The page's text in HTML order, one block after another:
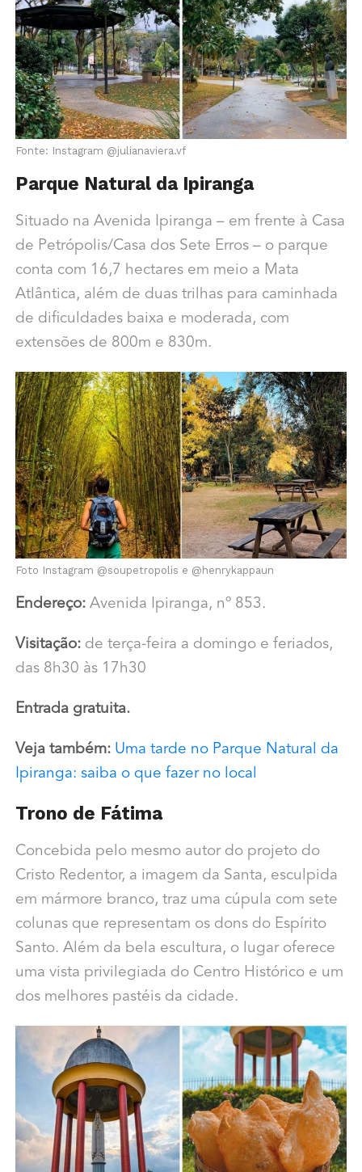
Fonte: Instagram @julianaviera.vf
Parque Natural da Ipiranga
Situado na Avenida Ipiranga – em frente à Casa
de Petrópolis/Casa dos Sete Erros – o parque
conta com 16,7 hectares em meio a Mata
Atlântica, além de duas trilhas para caminhada
de dificuldades baixa e moderada, com
extensões de 800m e 830m.
Foto Instagram @soupetropolis e @henrykappaun
Endereço: Avenida Ipiranga, nº 853.
Visitação: de terça-feira a domingo e feriados,
das 8h30 às 17h30
Entrada gratuita.
Veja também: Uma tarde no Parque Natural da
Ipiranga: saiba o que fazer no local
Trono de Fátima
Concebida pelo mesmo autor do projeto do
Cristo Redentor, a imagem da Santa, esculpida
em mármore branco, traz uma cúpula com sete
colunas que representam os dons do Espírito
Santo. Além da bela escultura, o lugar oferece
uma vista privilegiada do Centro Histórico e um
dos melhores pastéis da cidade.